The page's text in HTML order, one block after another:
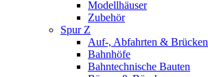
Modellhäuser
Zubehör
Spur Z
Auf-, Abfahrten & Brücken
Bahnhöfe
Bahntechnische Bauten